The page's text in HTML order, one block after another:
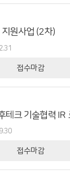
원사업 (2차)
접수마감
크 기술협력 IR
접수마감